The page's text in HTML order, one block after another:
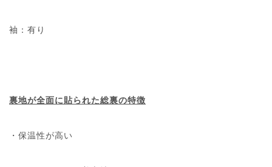
袖：有り
裏地が全面に貼られた総裏の特徴
・保温性が高い